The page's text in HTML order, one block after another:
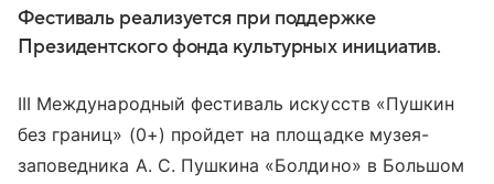
Фестиваль реализуется при поддержке
Президентского фонда культурных инициатив.
III Международный фестиваль искусств «Пушкин
без границ» (0+) пройдет на площадке музея-
заповедника А. С. Пушкина «Болдино» в Большом